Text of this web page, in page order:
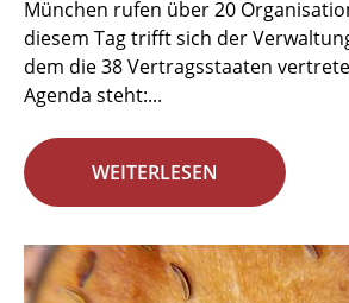
München rufen über 20
diesem Tag trifft sich der
dem die 38 Vertragsstaaten
Agenda steht:...
WEITERLESEN